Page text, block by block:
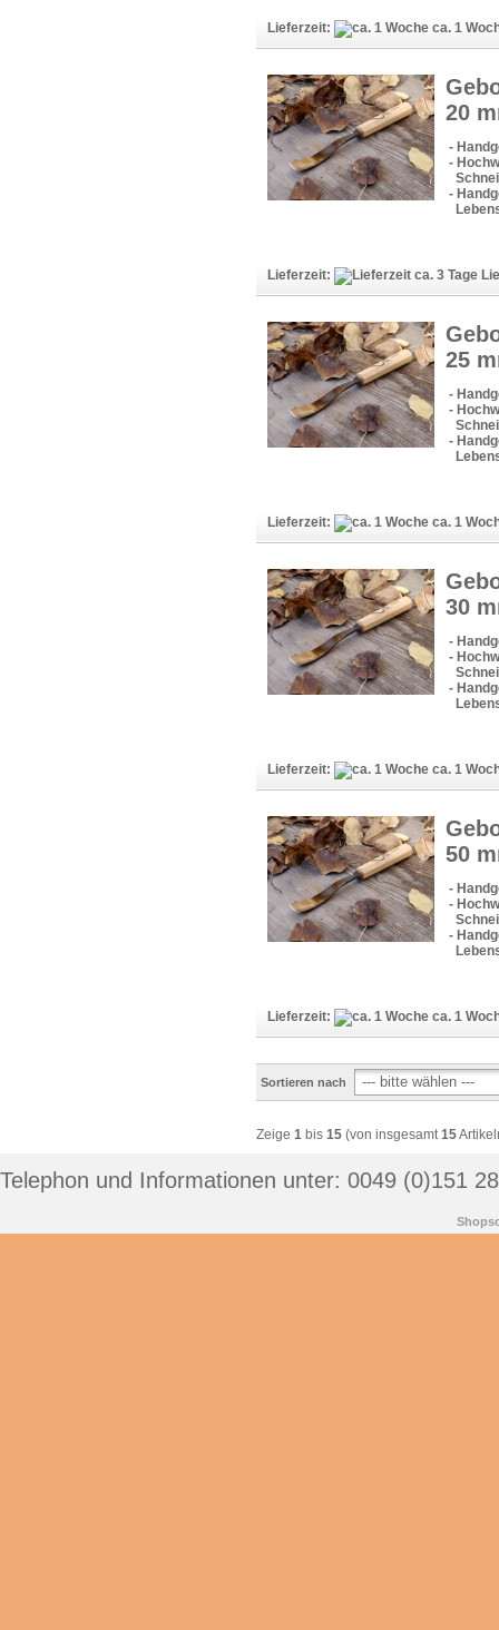
Lieferzeit: ca. 1
20
-
-
-
Lieferzeit:
25
-
-
-
Lieferzeit: ca. 1
30
-
-
-
Lieferzeit: ca. 1
50
-
-
-
Lieferzeit: ca. 1
Sortieren nach
Zeige 1 bis 15 (von insgesamt 15
Telephon und Informationen unter: 0049 (0)151